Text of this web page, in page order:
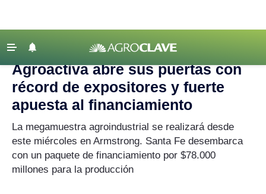
Agricultura
Ganadería
Tecnología
Maquinaria agrícola
‹ VOLVER
Agroclave Agroactiva
Agroactiva abre sus puertas con
récord de expositores y fuerte
apuesta al financiamiento
La megamuestra agroindustrial se realizará desde
este miércoles en Armstrong. Santa Fe desembarca
con un paquete de financiamiento por $78.000
millones para la producción